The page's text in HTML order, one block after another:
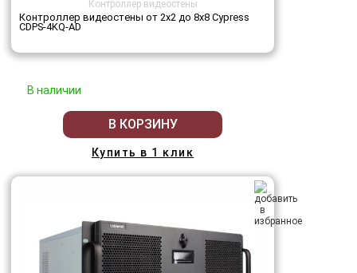
Контроллер видеостены
Контроллер видеостены от 2х2 до 8х8 Cypress
CDPS-4KQ-AD
В наличии
В КОРЗИНУ
Купить в 1 клик